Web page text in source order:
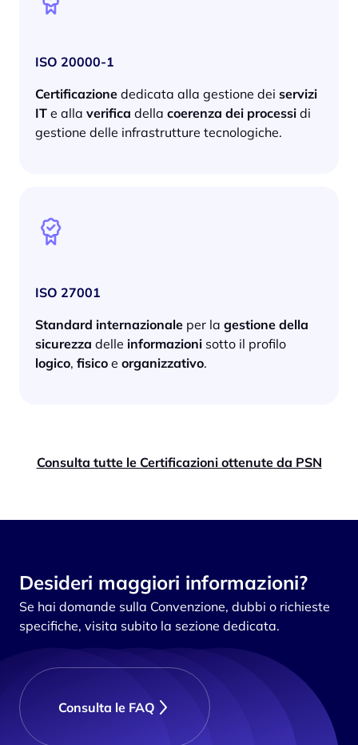
ISO 20000-1
Certificazione dedicata alla gestione dei servizi
IT e alla verifica della coerenza dei processi di
gestione delle infrastrutture tecnologiche.
ISO 27001
Standard internazionale per la gestione della
sicurezza delle informazioni sotto il profilo
logico, fisico e organizzativo.
Consulta tutte le Certificazioni ottenute da PSN
Desideri maggiori informazioni?
Se hai domande sulla Convenzione, dubbi o richieste
specifiche, visita subito la sezione dedicata.
Consulta le FAQ